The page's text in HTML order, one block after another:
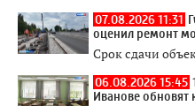
07.08.2026 11:31
оценил ремонт
Срок сдачи
06.08.2026 15:45
Иванове обновят